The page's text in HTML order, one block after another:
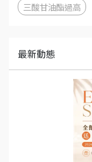
三酸甘油酯過高
最新動態